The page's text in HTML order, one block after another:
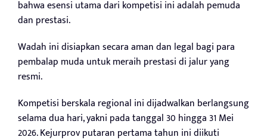
bahwa esensi utama dari kompetisi ini adalah pemuda
dan prestasi.
Wadah ini disiapkan secara aman dan legal bagi para
pembalap muda untuk meraih prestasi di jalur yang
resmi.
Kompetisi berskala regional ini dijadwalkan berlangsung
selama dua hari, yakni pada tanggal 30 hingga 31 Mei
2026. Kejurprov putaran pertama tahun ini diikuti